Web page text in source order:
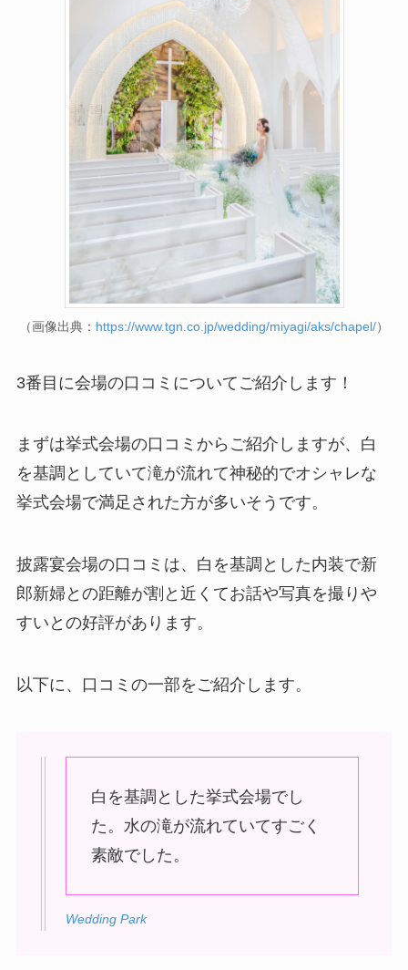
（画像出典： https://www.tgn.co.jp/wedding/miyagi/aks/chapel/）
3番目に会場の口コミについてご紹介します！
まずは挙式会場の口コミからご紹介しますが、白
を基調としていて滝が流れて神秘的でオシャレな
挙式会場で満足された方が多いそうです。
披露宴会場の口コミは、白を基調とした内装で新
郎新婦との距離が割と近くてお話や写真を撮りや
すいとの好評があります。
以下に、口コミの一部をご紹介します。
白を基調とした挙式会場でし
た。水の滝が流れていてすごく
素敵でした。
Wedding Park